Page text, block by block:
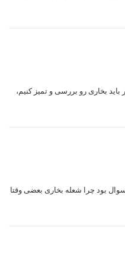
بخاری رو بررسی و تمیز کنیم،
بود چرا شعله بخاری بعضی وقتا